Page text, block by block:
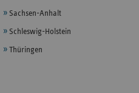
Sachsen-Anhalt
Schleswig-Holstein
Thüringen